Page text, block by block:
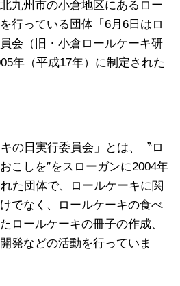
九州市の小倉地区にあるロー
行っている団体「6月6日はロ
会（旧・小倉ロールケーキ研
年（平成17年）に制定された
の日実行委員会」とは、〝ロ
こしを″をスローガンに2004年
た団体で、ロールケーキに関
でなく、ロールケーキの食べ
ロールケーキの冊子の作成、
発などの活動を行っていま